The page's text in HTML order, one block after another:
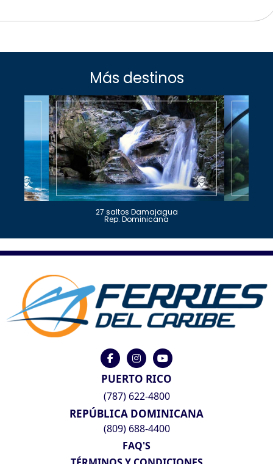
Más destinos
27 saltos Damajagua
Rep. Dominicana
PUERTO RICO
(787) 622-4800
REPÚBLICA DOMINICANA
(809) 688-4400
FAQ'S